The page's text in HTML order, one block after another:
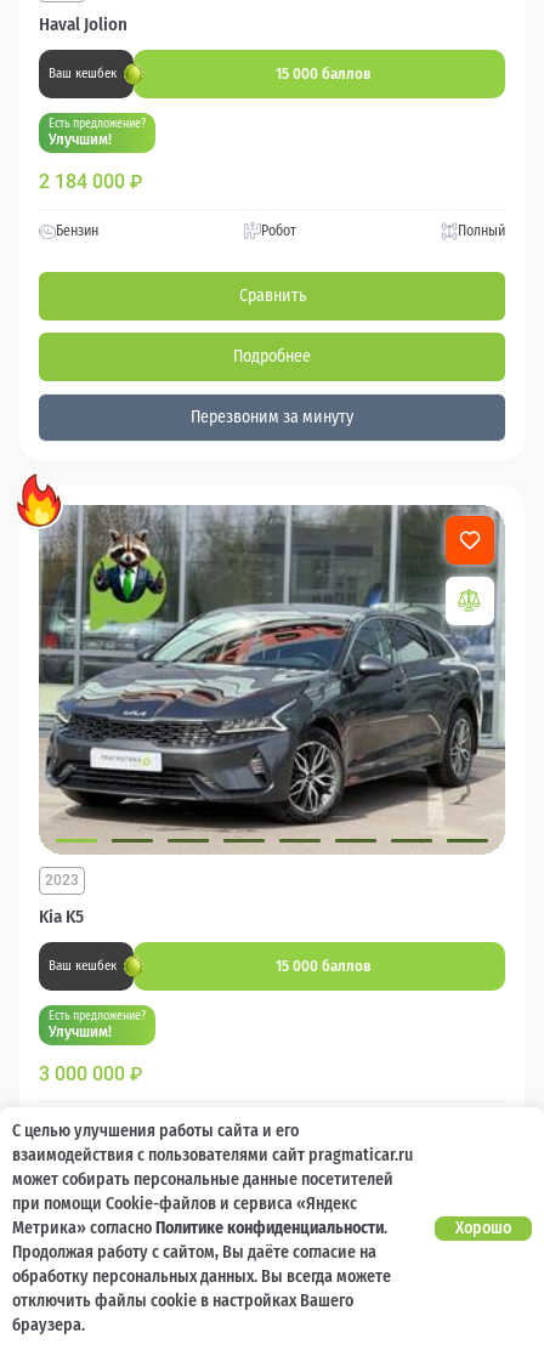
Haval Jolion
Ваш кешбек 15 000 баллов
Есть предложение?
Улучшим!
2 184 000 ₽
Бензин Робот Полный
Сравнить
Подробнее
Перезвоним за минуту
Kia K5
2023
Ваш кешбек 15 000 баллов
Есть предложение?
Улучшим!
3 000 000 ₽
Бензин Автомат
Сравнить
Подробнее
Перезвоним за минуту
С целью улучшения работы сайта и его
взаимодействия с пользователями сайт pragmaticar.ru
может собирать персональные данные посетителей
при помощи Cookie-файлов и сервиса «Яндекс
Метрика» согласноПолитике конфиденциальности.
Продолжая работу с сайтом, Вы даёте согласие на
обработку персональных данных. Вы всегда можете
отключить файлы cookie в настройках Вашего
браузера.
Хорошо